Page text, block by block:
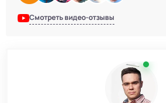
Смотреть видео-отзывы